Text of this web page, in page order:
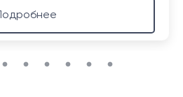
Подробнее